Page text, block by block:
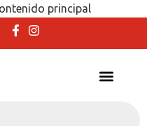
principal